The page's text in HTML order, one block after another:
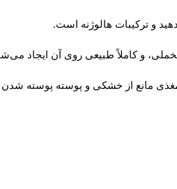
و ترکیبات هالوژنه است.
و کاملاً طبیعی روی آن ایجاد
مغذی مانع از خشکی و پوسته پوسته